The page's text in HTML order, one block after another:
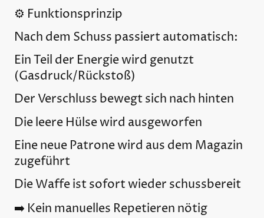
⚙️ Funktionsprinzip
Nach dem Schuss passiert automatisch:
Ein Teil der Energie wird genutzt
(Gasdruck/Rückstoß)
Der Verschluss bewegt sich nach hinten
Die leere Hülse wird ausgeworfen
Eine neue Patrone wird aus dem Magazin
zugeführt
Die Waffe ist sofort wieder schussbereit
➡️ Kein manuelles Repetieren nötig